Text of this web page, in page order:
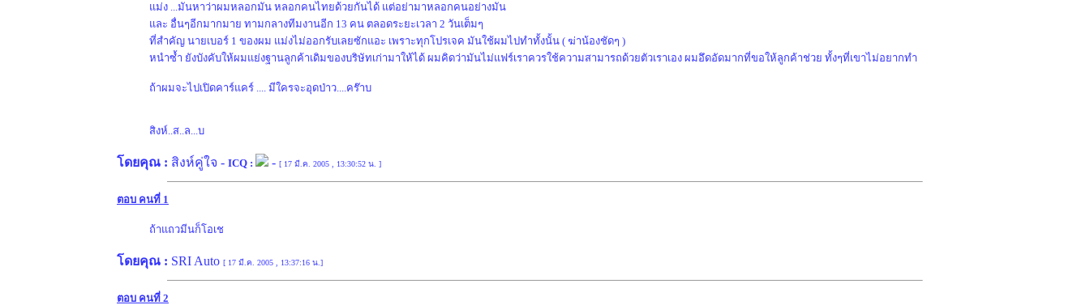
แม่ง ...มันหาว่าผมหลอกมัน หลอกคนไทยด้วยกันได้ แต่อย่ามาหลอกคนอย่างมัน
และ อื่นๆอีกมากมาย ทามกลางทีมงานอีก 13 คน ตลอดระยะเวลา 2 วันเต็มๆ
ที่สำคัญ นายเบอร์ 1 ของผม แม่งไม่ออกรับเลยซักแอะ เพราะทุกโปรเจค มันใช้ผมไปทำทั้งนั้น ( ฆ่าน้องชัดๆ )
หนำซ้ำ ยังบังคับให้ผมแย่งฐานลูกค้าเดิมของบริษัทเก่ามาให้ได้ ผมคิดว่ามันไม่แฟร์เราควรใช้ความสามารถด้วยตัวเราเอง ผมอึดอัดมากที่ขอให้ลูกค้าช่วย ทั้งๆที่เขาไม่อยากทำ
ถ้าผมจะไปเปิดคาร์แคร์ .... มีใครจะอุดป่าว....คร๊าบ
สิงห์..ส..ล...บ
โดยคุณ : สิงห์คู่ใจ - ICQ : - [ 17 มี.ค. 2005 , 13:30:52 น. ]
ตอบ คนที่ 1
ถ้าแถวมีนก็โอเช
โดยคุณ : SRI Auto [ 17 มี.ค. 2005 , 13:37:16 น.]
ตอบ คนที่ 2